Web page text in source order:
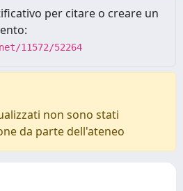
per citare o creare un
11572/52264
non sono stati
da parte dell'ateneo